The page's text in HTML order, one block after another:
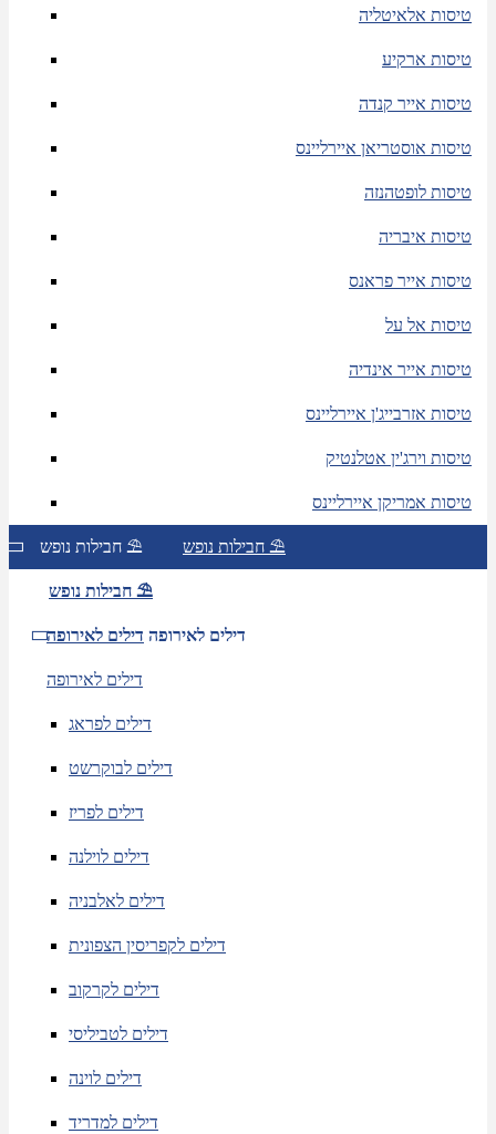
טיסות אלאיטליה
טיסות ארקיע
טיסות אייר קנדה
טיסות אוסטריאן איירליינס
טיסות לופטהנזה
טיסות איבריה
טיסות אייר פראנס
טיסות אל על
טיסות אייר אינדיה
טיסות אזרבייג'ן איירליינס
טיסות וירג'ין אטלנטיק
טיסות אמריקן איירליינס
חבילות נופש ⛱ חבילות נופש ⛱
חבילות נופש ⛱
דילים לאירופה דילים לאירופה
דילים לאירופה
דילים לפראג
דילים לבוקרשט
דילים לפריז
דילים לוילנה
דילים לאלבניה
דילים לקפריסין הצפונית
דילים לקרקוב
דילים לטביליסי
דילים לוינה
דילים למדריד